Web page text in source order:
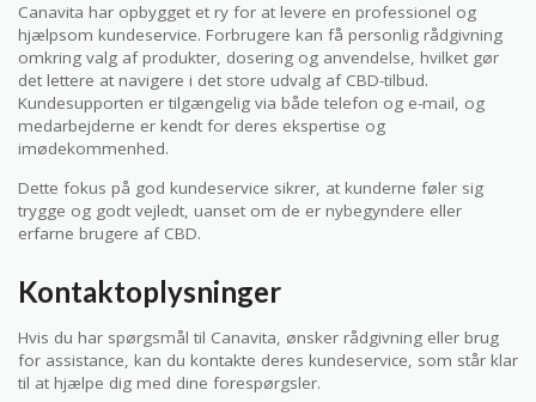
Canavita har opbygget et ry for at levere en professionel og
hjælpsom kundeservice. Forbrugere kan få personlig rådgivning
omkring valg af produkter, dosering og anvendelse, hvilket gør
det lettere at navigere i det store udvalg af CBD-tilbud.
Kundesupporten er tilgængelig via både telefon og e-mail, og
medarbejderne er kendt for deres ekspertise og
imødekommenhed.
Dette fokus på god kundeservice sikrer, at kunderne føler sig
trygge og godt vejledt, uanset om de er nybegyndere eller
erfarne brugere af CBD.
Kontaktoplysninger
Hvis du har spørgsmål til Canavita, ønsker rådgivning eller brug
for assistance, kan du kontakte deres kundeservice, som står klar
til at hjælpe dig med dine forespørgsler.